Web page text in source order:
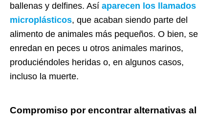
ballenas y delfines. Así aparecen los llamados
microplásticos, que acaban siendo parte del
alimento de animales más pequeños. O bien, se
enredan en peces u otros animales marinos,
produciéndoles heridas o, en algunos casos,
incluso la muerte.
Compromiso por encontrar alternativas al